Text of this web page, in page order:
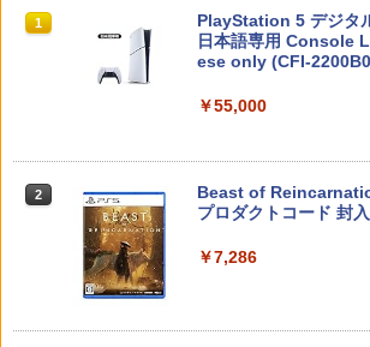
￥8,290
￥8,298
RIDE 6
￥500
【新品】おそ松さん
￥520
￥4,400
城編 第一章 猗窩座再
3
1
スプラトゥーン レイ
コード版
2 スプラトゥーン レイ
1
PlayStation 5 デジタ
日本語専用 Console
ese only (CFI-
￥55,000
2
Beast of
プロダクトコード 封入
￥7,286